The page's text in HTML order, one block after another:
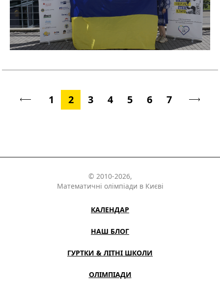
1 2 3 4 5 6 7
© 2010-2026,
Математичні олімпіади в Києві
КАЛЕНДАР
НАШ БЛОГ
ГУРТКИ & ЛІТНІ ШКОЛИ
ОЛІМПІАДИ